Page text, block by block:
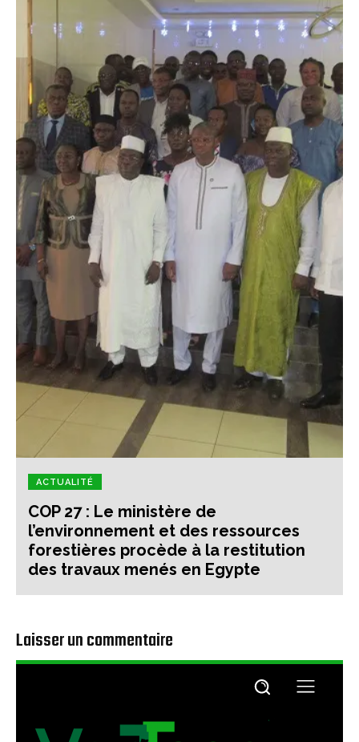
ACTUALITÉ
COP 27 : Le ministère de
l’environnement et des ressources
forestières procède à la restitution
des travaux menés en Egypte
Laisser un commentaire